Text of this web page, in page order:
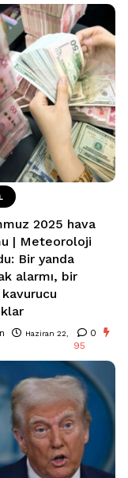
2025 hava
| Meteoroloji
Bir yanda
alarmı, bir
Haziran 22,
0
95